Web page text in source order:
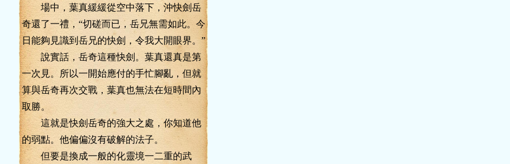
場中，葉真緩緩從空中落下，沖快劍岳
奇還了一禮，“切磋而已，岳兄無需如此。今
日能夠見識到岳兄的快劍，令我大開眼界。”
說實話，岳奇這種快劍。葉真還真是第
一次見。所以一開始應付的手忙腳亂，但就
算與岳奇再次交戰，葉真也無法在短時間內
取勝。
這就是快劍岳奇的強大之處，你知道他
的弱點。他偏偏沒有破解的法子。
但要是換成一般的化靈境一二重的武